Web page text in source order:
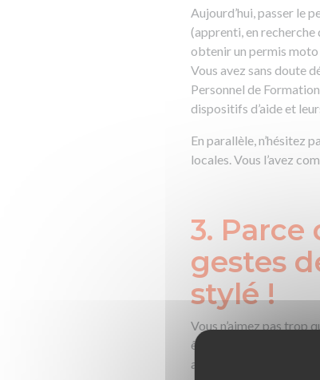
Aujourd’hui, passer le
(apprenti, en
obtenir un permis moto
Vous avez sans doute
Personnel de
dispositifs d’aide et
En parallèle, n’hésitez
locales. Vous l’avez
3.
gestes
stylé !
Vous n’aimez pas trop
êtes du genre à vouloir
avoir le permis reste un